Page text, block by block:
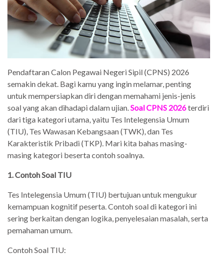
Pendaftaran Calon Pegawai Negeri Sipil (CPNS) 2026
semakin dekat. Bagi kamu yang ingin melamar, penting
untuk mempersiapkan diri dengan memahami jenis-jenis
soal yang akan dihadapi dalam ujian. Soal CPNS 2026terdiri
dari tiga kategori utama, yaitu Tes Intelegensia Umum
(TIU), Tes Wawasan Kebangsaan (TWK), dan Tes
Karakteristik Pribadi (TKP). Mari kita bahas masing-
masing kategori beserta contoh soalnya.
1. Contoh Soal TIU
Tes Intelegensia Umum (TIU) bertujuan untuk mengukur
kemampuan kognitif peserta. Contoh soal di kategori ini
sering berkaitan dengan logika, penyelesaian masalah, serta
pemahaman umum.
Contoh Soal TIU: